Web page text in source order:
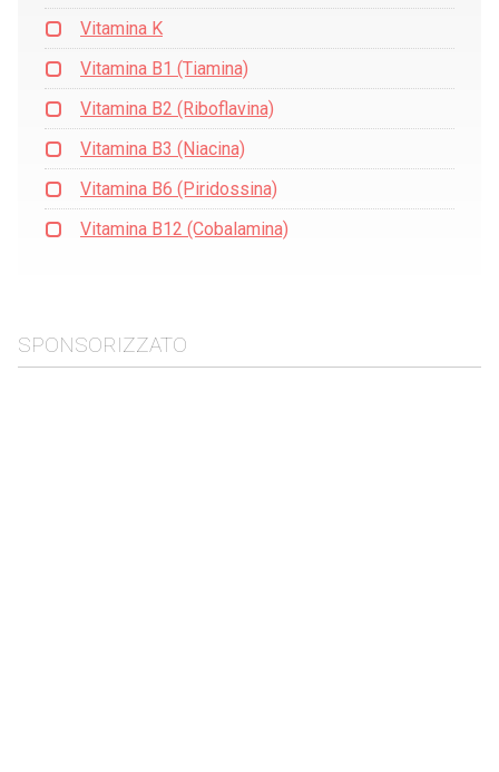
Vitamina K
Vitamina B1 (Tiamina)
Vitamina B2 (Riboflavina)
Vitamina B3 (Niacina)
Vitamina B6 (Piridossina)
Vitamina B12 (Cobalamina)
SPONSORIZZATO